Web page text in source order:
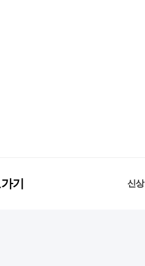
기 신상